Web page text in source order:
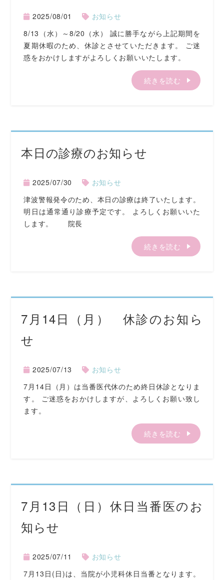
2025/08/01
お知らせ
8/13（水）～8/20（水） 誠に勝手ながら上記期間を
夏期休暇のため、休診とさせていただきます。 ご迷
惑をおかけしますがよろしくお願いいたします。
続きを読む
本日の診療のお知らせ
2025/07/30
お知らせ
津波警報発令のため、本日の診療は終了いたします。
明日は通常通り診療予定です。 よろしくお願いいた
します。 院長
続きを読む
7月14日（月） 休診のお知ら
せ
2025/07/13
お知らせ
7月14日（月）は当番医代休のため終日休診となりま
す。 ご迷惑をおかけしますが、よろしくお願い致し
ます。
続きを読む
7月13日（日）休日当番医のお
知らせ
2025/07/11
お知らせ
7月13日(日)は、当院が小児科休日当番となります。